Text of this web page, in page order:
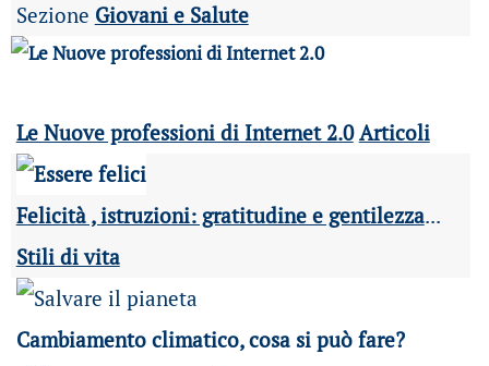
Sezione Giovani e Salute
Le Nuove professioni di Internet 2.0 Articoli
Felicità , istruzioni: gratitudine e gentilezza...
Stili di vita
Cambiamento climatico, cosa si può fare?